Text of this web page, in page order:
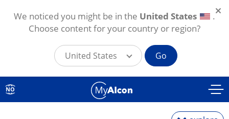
Skip to main content
NO
We noticed you might be in the United States
.
Choose content for your country or region?
United States Go